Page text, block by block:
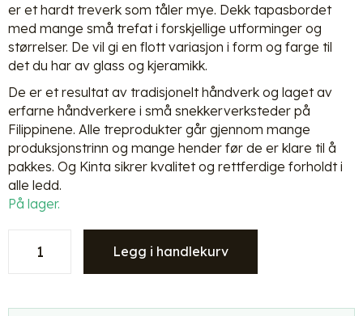
er et hardt treverk som tåler mye. Dekk tapasbordet
med mange små trefat i forskjellige utforminger og
størrelser. De vil gi en flott variasjon i form og farge til
det du har av glass og kjeramikk.
De er et resultat av tradisjonelt håndverk og laget av
erfarne håndverkere i små snekkerverksteder på
Filippinene. Alle treprodukter går gjennom mange
produksjonstrinn og mange hender før de er klare til å
pakkes. Og Kinta sikrer kvalitet og rettferdige forholdt i
alle ledd.
På lager.
Ellipse
akasietre
Legg i handlekurv